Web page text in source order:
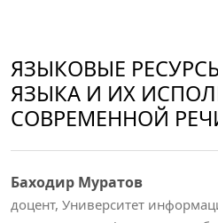
ЯЗЫКОВЫЕ
ЯЗЫКА И ИХ
СОВРЕМЕННОЙ
Баходир Муратов
доцент, Университет